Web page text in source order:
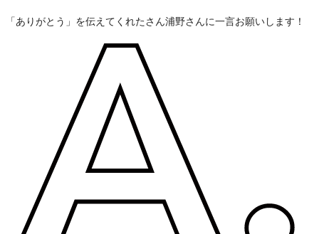
「ありがとう」を伝えてくれたさん浦野さんに一言お願いします！